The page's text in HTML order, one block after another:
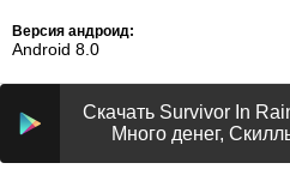
Версия андроид:
Android 8.0
Скачать Survivor In
Много денег,